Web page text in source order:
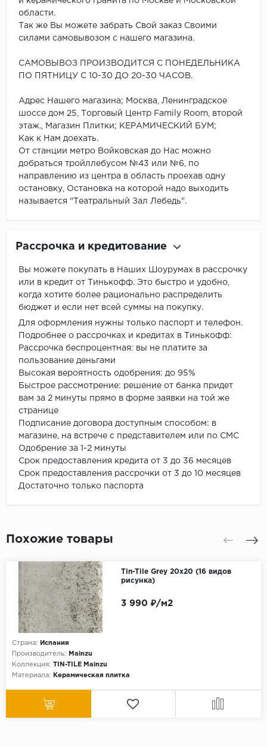
области.
Так же Вы можете забрать Свой заказ Своими
силами самовывозом с нашего магазина.
САМОВЫВОЗ ПРОИЗВОДИТСЯ С ПОНЕДЕЛЬНИКА
ПО ПЯТНИЦУ С 10-30 ДО 20-30 ЧАСОВ.
Адрес Нашего магазина; Москва, Ленинградское
шоссе дом 25, Торговый Центр Family Room, второй
этаж., Магазин Плитки; КЕРАМИЧЕСКИЙ БУМ;
Как к Нам доехать.
От станции метро Войковская до Нас можно
добраться тройллебусом №43 или №6, по
направлению из центра в область проехав одну
остановку, Остановка на которой надо выходить
называется "Театральный Зал Лебедь".
Рассрочка и кредитование
Вы можете покупать в Наших Шоурумах в рассрочку
или в кредит от Тинькофф. Это быстро и удобно,
когда хотите более рационально распределить
бюджет и если нет всей суммы на покупку.
Для оформления нужны только паспорт и телефон.
Подробнее о рассрочках и кредитах в Тинькофф:
Рассрочка беспроцентная: вы не платите за
пользование деньгами
Высокая вероятность одобрения: до 95%
Быстрое рассмотрение: решение от банка придет
вам за 2 минуты прямо в форме заявки на той же
странице
Подписание договора доступным способом: в
магазине, на встрече с представителем или по СМС
Одобрение за 1-2 минуты
Срок предоставления кредита от 3 до 36 месяцев
Срок предоставления рассрочки от 3 до 10 месяцев
Достаточно только паспорта
Похожие товары
Tin-Tile Grey 20x20 (16 видов
рисунка)
Страна:
Испания
Производитель:
Mainzu
Коллекция: TIN-TILE Mainzu
Материала:
Керамическая плитка
3 990 ₽/м2